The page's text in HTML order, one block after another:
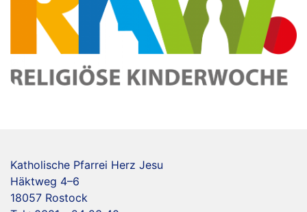
Katholische Pfarrei Herz Jesu
Häktweg 4–6
18057 Rostock